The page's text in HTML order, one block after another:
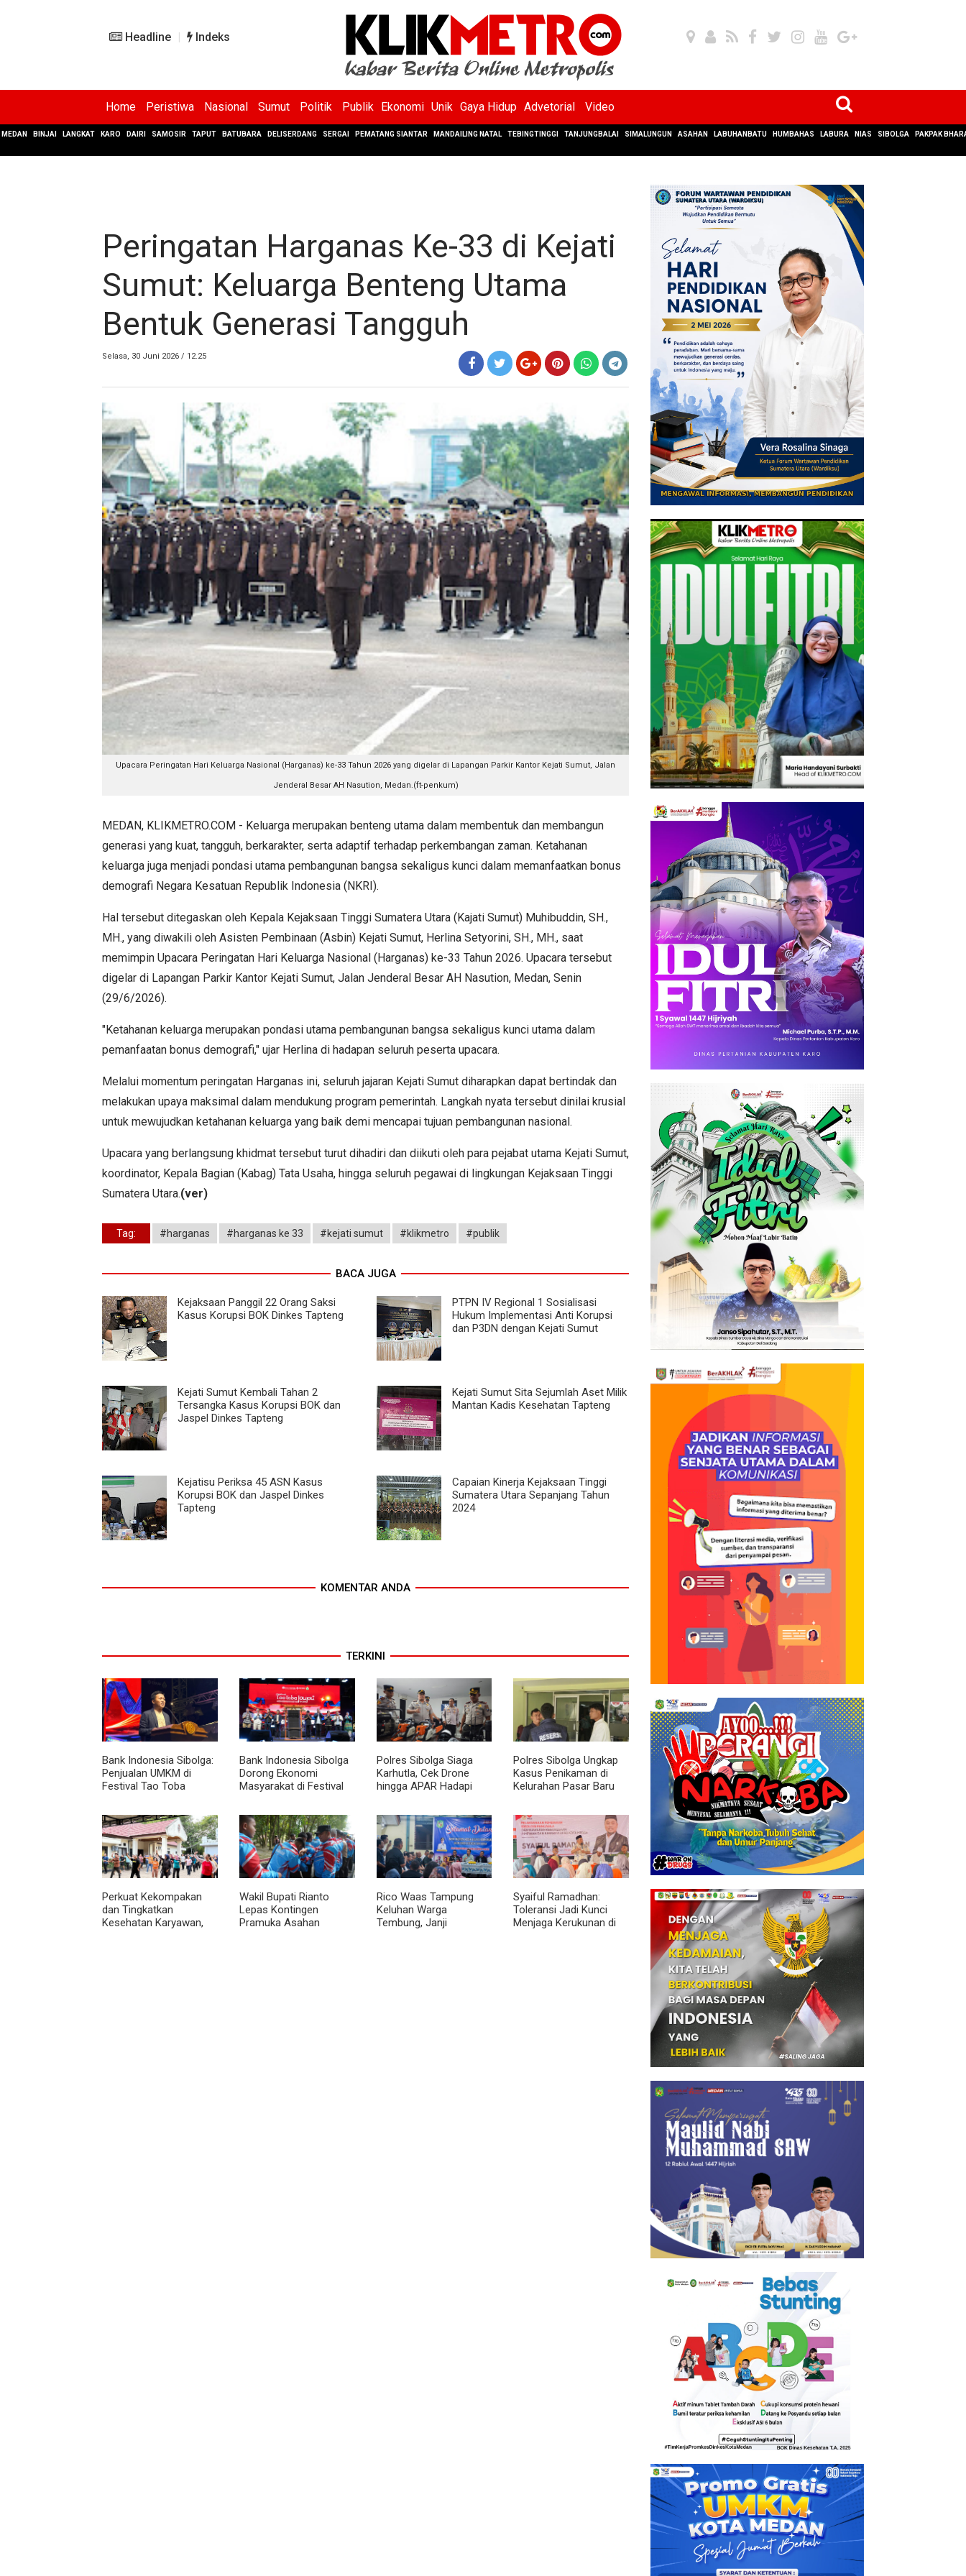
Headline Indeks
Home Peristiwa Nasional Sumut Politik Publik Ekonomi Unik Gaya Hidup Advetorial Video
MEDAN BINJAI LANGKAT KARO DAIRI SAMOSIR TAPUT BATUBARA DELISERDANG SERGAI PEMATANG SIANTAR MANDAILING NATAL TEBINGTINGGI TANJUNGBALAI SIMALUNGUN ASAHAN LABUHANBATU HUMBAHAS LABURA NIAS SIBOLGA PAKPAK
Peringatan Harganas Ke-33 di Kejati
Sumut: Keluarga Benteng Utama
Bentuk Generasi Tangguh
Selasa, 30 Juni 2026 / 12.25
Upacara Peringatan Hari Keluarga Nasional (Harganas) ke-33 Tahun 2026 yang digelar di Lapangan Parkir Kantor Kejati Sumut, Jalan
Jenderal Besar AH Nasution, Medan.(ft-penkum)
MEDAN, KLIKMETRO.COM - Keluarga merupakan benteng utama dalam membentuk dan membangun
generasi yang kuat, tangguh, berkarakter, serta adaptif terhadap perkembangan zaman. Ketahanan
keluarga juga menjadi pondasi utama pembangunan bangsa sekaligus kunci dalam memanfaatkan bonus
demografi Negara Kesatuan Republik Indonesia (NKRI).
Hal tersebut ditegaskan oleh Kepala Kejaksaan Tinggi Sumatera Utara (Kajati Sumut) Muhibuddin, SH.,
MH., yang diwakili oleh Asisten Pembinaan (Asbin) Kejati Sumut, Herlina Setyorini, SH., MH., saat
memimpin Upacara Peringatan Hari Keluarga Nasional (Harganas) ke-33 Tahun 2026. Upacara tersebut
digelar di Lapangan Parkir Kantor Kejati Sumut, Jalan Jenderal Besar AH Nasution, Medan, Senin
(29/6/2026).
"Ketahanan keluarga merupakan pondasi utama pembangunan bangsa sekaligus kunci utama dalam
pemanfaatan bonus demografi," ujar Herlina di hadapan seluruh peserta upacara.
Melalui momentum peringatan Harganas ini, seluruh jajaran Kejati Sumut diharapkan dapat bertindak dan
melakukan upaya maksimal dalam mendukung program pemerintah. Langkah nyata tersebut dinilai krusial
untuk mewujudkan ketahanan keluarga yang baik demi mencapai tujuan pembangunan nasional.
Upacara yang berlangsung khidmat tersebut turut dihadiri dan diikuti oleh para pejabat utama Kejati Sumut,
koordinator, Kepala Bagian (Kabag) Tata Usaha, hingga seluruh pegawai di lingkungan Kejaksaan Tinggi
Sumatera Utara.(ver)
Tag: #harganas #harganas ke 33 #kejati sumut #klikmetro #publik
BACA JUGA
Kejaksaan Panggil 22 Orang Saksi
Kasus Korupsi BOK Dinkes Tapteng
PTPN IV Regional 1 Sosialisasi
Hukum Implementasi Anti Korupsi
dan P3DN dengan Kejati Sumut
Kejati Sumut Kembali Tahan 2
Tersangka Kasus Korupsi BOK dan
Jaspel Dinkes Tapteng
Kejati Sumut Sita Sejumlah Aset Milik
Mantan Kadis Kesehatan Tapteng
Kejatisu Periksa 45 ASN Kasus
Korupsi BOK dan Jaspel Dinkes
Tapteng
Capaian Kinerja Kejaksaan Tinggi
Sumatera Utara Sepanjang Tahun
2024
KOMENTAR ANDA
TERKINI
Bank Indonesia Sibolga:
Penjualan UMKM di
Festival Tao Toba
Bank Indonesia Sibolga
Dorong Ekonomi
Masyarakat di Festival
Polres Sibolga Siaga
Karhutla, Cek Drone
hingga APAR Hadapi
Polres Sibolga Ungkap
Kasus Penikaman di
Kelurahan Pasar Baru
Perkuat Kekompakan
dan Tingkatkan
Kesehatan Karyawan,
Wakil Bupati Rianto
Lepas Kontingen
Pramuka Asahan
Rico Waas Tampung
Keluhan Warga
Tembung, Janji
Syaiful Ramadhan:
Toleransi Jadi Kunci
Menjaga Kerukunan di